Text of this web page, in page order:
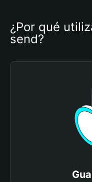
¿Por qué
send?